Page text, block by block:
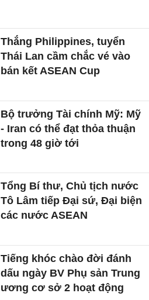
Thắng Philippines, tuyển
Thái Lan cầm chắc vé vào
bán kết ASEAN Cup
Bộ trưởng Tài chính Mỹ: Mỹ
- Iran có thể đạt thỏa thuận
trong 48 giờ tới
Tổng Bí thư, Chủ tịch nước
Tô Lâm tiếp Đại sứ, Đại biện
các nước ASEAN
Tiếng khóc chào đời đánh
dấu ngày BV Phụ sản Trung
ương cơ sở 2 hoạt động